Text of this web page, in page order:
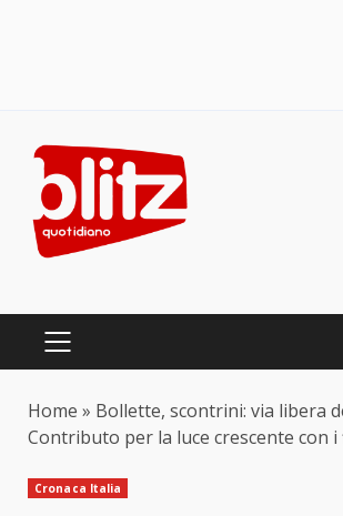
content
PRIMARY
Home » Bollette, scontrini: via libera
Contributo per la luce crescente con i
Cronaca Italia